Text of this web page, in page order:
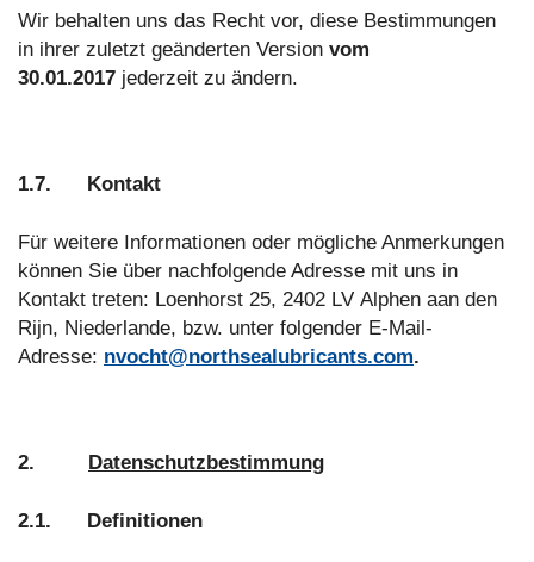
Wir behalten uns das Recht vor, diese Bestimmungen
in ihrer zuletzt geänderten Version vom
30.01.2017 jederzeit zu ändern.
1.7. Kontakt
Für weitere Informationen oder mögliche Anmerkungen
können Sie über nachfolgende Adresse mit uns in
Kontakt treten: Loenhorst 25, 2402 LV Alphen aan den
Rijn, Niederlande, bzw. unter folgender E-Mail-
Adresse: nvocht@northsealubricants.com.
2. Datenschutzbestimmung
2.1. Definitionen